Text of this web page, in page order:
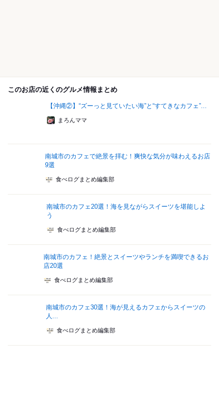
このお店の近くのグルメ情報まとめ
【沖縄②】“ズーっと見ていたい海”と“すてきなカフェ”...
まろんママ
南城市のカフェで絶景を拝む！爽快な気分が味わえるお店
9選
食べログまとめ編集部
南城市のカフェ20選！海を見ながらスイーツを堪能しよ
う
食べログまとめ編集部
南城市のカフェ！絶景とスイーツやランチを満喫できるお
店20選
食べログまとめ編集部
南城市のカフェ30選！海が見えるカフェからスイーツの
人...
食べログまとめ編集部